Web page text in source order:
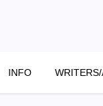
INFO